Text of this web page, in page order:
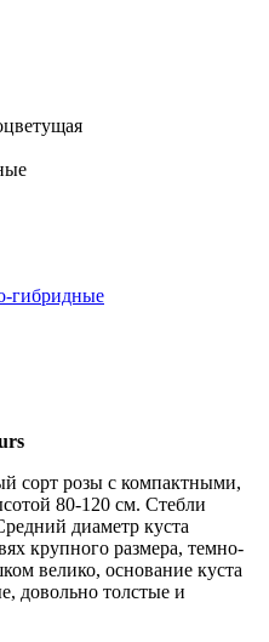
гибридные
сорт розы с компактными,
80-120 см. Стебли
диаметр куста
крупного размера, темно-
велико, основание куста
довольно толстые и